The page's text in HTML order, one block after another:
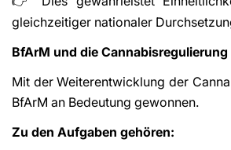
gleichzeitiger nationaler
BfArM und die
Mit der Weiterentwicklung der
BfArM an Bedeutung gewonnen.
Zu den Aufgaben gehören: